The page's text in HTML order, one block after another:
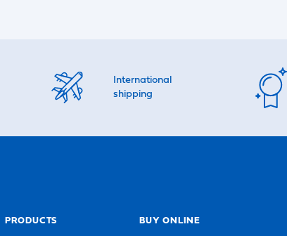
International
shipping
PRODUCTS BUY ONLINE